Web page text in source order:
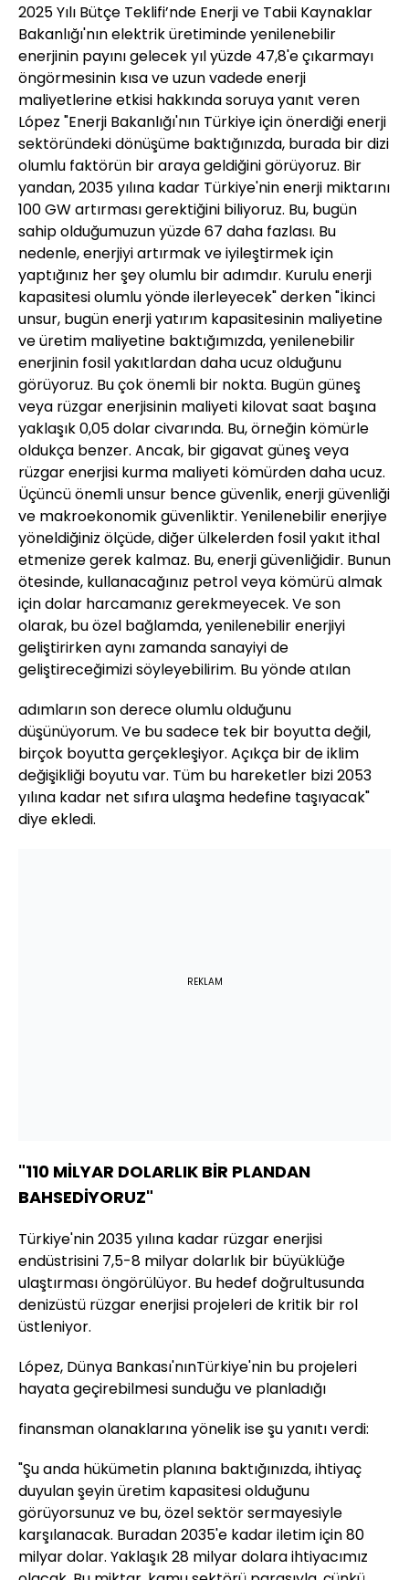
2025 Yılı Bütçe Teklifi’nde Enerji ve Tabii Kaynaklar
Bakanlığı'nın elektrik üretiminde yenilenebilir
enerjinin payını gelecek yıl yüzde 47,8'e çıkarmayı
öngörmesinin kısa ve uzun vadede enerji
maliyetlerine etkisi hakkında soruya yanıt veren
López "Enerji Bakanlığı'nın Türkiye için önerdiği enerji
sektöründeki dönüşüme baktığınızda, burada bir dizi
olumlu faktörün bir araya geldiğini görüyoruz. Bir
yandan, 2035 yılına kadar Türkiye'nin enerji miktarını
100 GW artırması gerektiğini biliyoruz. Bu, bugün
sahip olduğumuzun yüzde 67 daha fazlası. Bu
nedenle, enerjiyi artırmak ve iyileştirmek için
yaptığınız her şey olumlu bir adımdır. Kurulu enerji
kapasitesi olumlu yönde ilerleyecek" derken "İkinci
unsur, bugün enerji yatırım kapasitesinin maliyetine
ve üretim maliyetine baktığımızda, yenilenebilir
enerjinin fosil yakıtlardan daha ucuz olduğunu
görüyoruz. Bu çok önemli bir nokta. Bugün güneş
veya rüzgar enerjisinin maliyeti kilovat saat başına
yaklaşık 0,05 dolar civarında. Bu, örneğin kömürle
oldukça benzer. Ancak, bir gigavat güneş veya
rüzgar enerjisi kurma maliyeti kömürden daha ucuz.
Üçüncü önemli unsur bence güvenlik, enerji güvenliği
ve makroekonomik güvenliktir. Yenilenebilir enerjiye
yöneldiğiniz ölçüde, diğer ülkelerden fosil yakıt ithal
etmenize gerek kalmaz. Bu, enerji güvenliğidir. Bunun
ötesinde, kullanacağınız petrol veya kömürü almak
için dolar harcamanız gerekmeyecek. Ve son
olarak, bu özel bağlamda, yenilenebilir enerjiyi
geliştirirken aynı zamanda sanayiyi de
geliştireceğimizi söyleyebilirim. Bu yönde atılan
adımların son derece olumlu olduğunu
düşünüyorum. Ve bu sadece tek bir boyutta değil,
birçok boyutta gerçekleşiyor. Açıkça bir de iklim
değişikliği boyutu var. Tüm bu hareketler bizi 2053
yılına kadar net sıfıra ulaşma hedefine taşıyacak"
diye ekledi.
REKLAM
"110 MİLYAR DOLARLIK BİR PLANDAN
BAHSEDİYORUZ"
Türkiye'nin 2035 yılına kadar rüzgar enerjisi
endüstrisini 7,5-8 milyar dolarlık bir büyüklüğe
ulaştırması öngörülüyor. Bu hedef doğrultusunda
denizüstü rüzgar enerjisi projeleri de kritik bir rol
üstleniyor.
López, Dünya Bankası'nınTürkiye'nin bu projeleri
hayata geçirebilmesi sunduğu ve planladığı
finansman olanaklarına yönelik ise şu yanıtı verdi:
"Şu anda hükümetin planına baktığınızda, ihtiyaç
duyulan şeyin üretim kapasitesi olduğunu
görüyorsunuz ve bu, özel sektör sermayesiyle
karşılanacak. Buradan 2035'e kadar iletim için 80
milyar dolar. Yaklaşık 28 milyar dolara ihtiyacımız